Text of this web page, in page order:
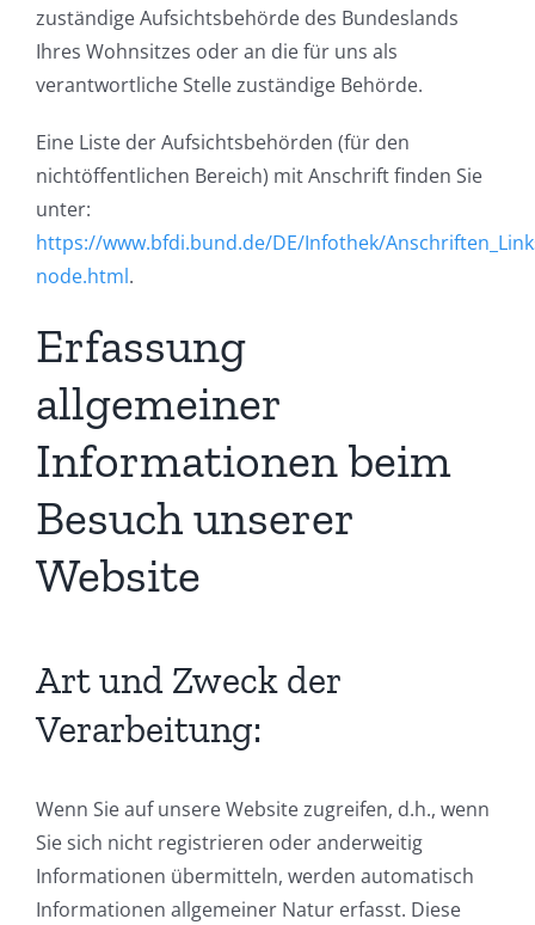
zuständige Aufsichtsbehörde des Bundeslands
Ihres Wohnsitzes oder an die für uns als
verantwortliche Stelle zuständige Behörde.
Eine Liste der Aufsichtsbehörden (für den
nichtöffentlichen Bereich) mit Anschrift finden Sie
unter:
https://www.bfdi.bund.de/DE/Infothek/
node.html.
Erfassung
allgemeiner
Informationen beim
Besuch unserer
Website
Art und Zweck der
Verarbeitung:
Wenn Sie auf unsere Website zugreifen, d.h., wenn
Sie sich nicht registrieren oder anderweitig
Informationen übermitteln, werden automatisch
Informationen allgemeiner Natur erfasst. Diese